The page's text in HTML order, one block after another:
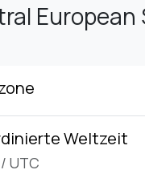
European
Weltzeit
/ UTC